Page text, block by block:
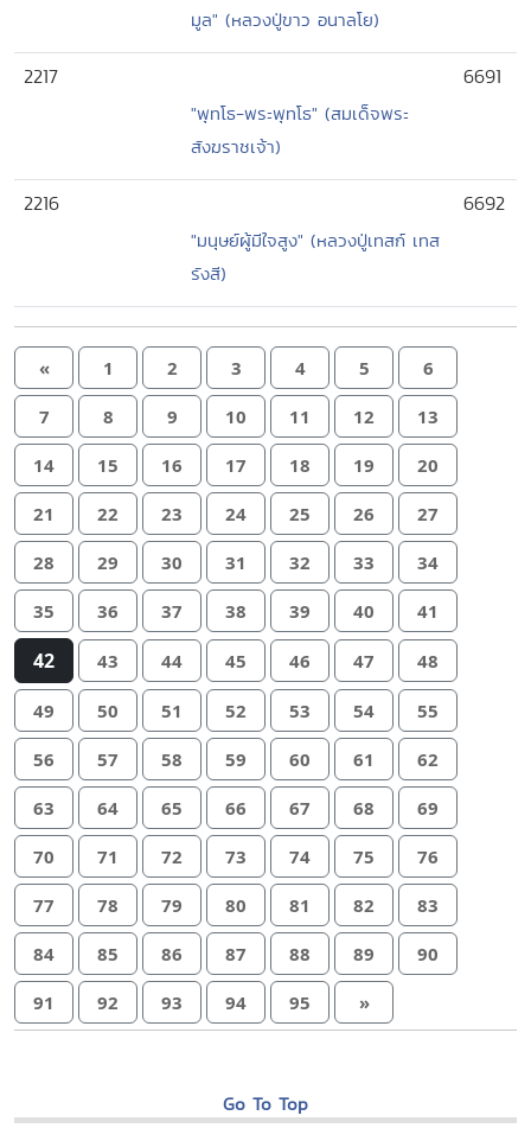
มูล" (หลวงปู่ขาว อนาลโย)
2217
"พุทโธ-พระพุทโธ" (สมเด็จพระ
สังฆราชเจ้า)
6691
2216
"มนุษย์ผู้มีใจสูง" (หลวงปู่เทสก์ เทส
รังสี)
6692
« 1 2 3 4 5 6
7 8 9 10 11 12 13
14 15 16 17 18 19 20
21 22 23 24 25 26 27
28 29 30 31 32 33 34
35 36 37 38 39 40 41
42 43 44 45 46 47 48
49 50 51 52 53 54 55
56 57 58 59 60 61 62
63 64 65 66 67 68 69
70 71 72 73 74 75 76
77 78 79 80 81 82 83
84 85 86 87 88 89 90
91 92 93 94 95 »
Go To Top